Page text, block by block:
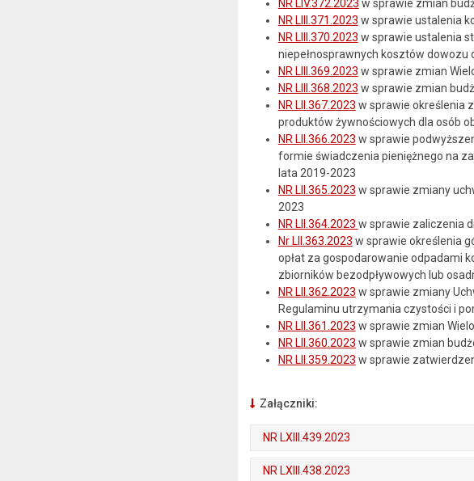
NR LIV.372.2023 w sprawie zmian
NR LIII.371.2023 w sprawie ustalenia
NR LIII.370.2023 w sprawie ustalenia
niepełnosprawnych kosztów dowozu
NR LIII.369.2023 w sprawie zmian
NR LIII.368.2023 w sprawie zmian
NR LII.367.2023 w sprawie określenia
produktów żywnościowych dla osób
NR LII.366.2023 w sprawie
formie świadczenia pieniężnego na
lata 2019-2023
NR LII.365.2023 w sprawie zmiany
2023
NR LII.364.2023 w sprawie zaliczenia
Nr LII.363.2023 w sprawie określenia
opłat za gospodarowanie odpadami
zbiorników bezodpływowych lub
NR LII.362.2023 w sprawie zmiany
Regulaminu utrzymania czystości i
NR LII.361.2023 w sprawie zmian
NR LII.360.2023 w sprawie zmian
NR LII.359.2023 w sprawie
Załączniki:
NR LXIII.439.2023
NR LXIII.438.2023